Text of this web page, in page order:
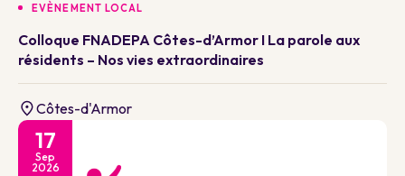
EVÈNEMENT LOCAL
Colloque FNADEPA Côtes-d’Armor I La parole aux
résidents – Nos vies extraordinaires
Côtes-d'Armor
17
Sep
2026